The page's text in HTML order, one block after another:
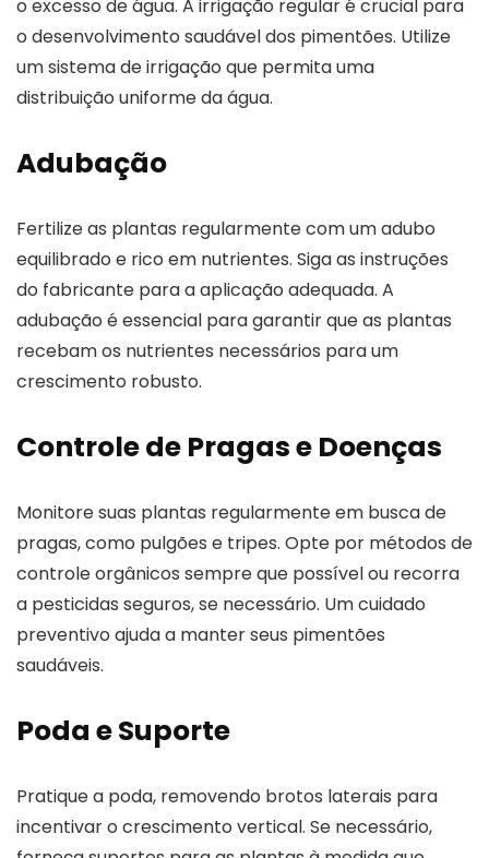
o excesso de água. A irrigação regular é crucial para
o desenvolvimento saudável dos pimentões. Utilize
um sistema de irrigação que permita uma
distribuição uniforme da água.
Adubação
Fertilize as plantas regularmente com um adubo
equilibrado e rico em nutrientes. Siga as instruções
do fabricante para a aplicação adequada. A
adubação é essencial para garantir que as plantas
recebam os nutrientes necessários para um
crescimento robusto.
Controle de Pragas e Doenças
Monitore suas plantas regularmente em busca de
pragas, como pulgões e tripes. Opte por métodos de
controle orgânicos sempre que possível ou recorra
a pesticidas seguros, se necessário. Um cuidado
preventivo ajuda a manter seus pimentões
saudáveis.
Poda e Suporte
Pratique a poda, removendo brotos laterais para
incentivar o crescimento vertical. Se necessário,